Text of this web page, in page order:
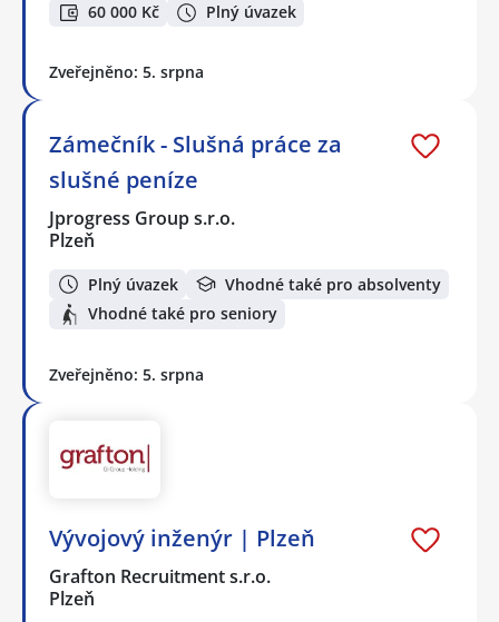
60 000 Kč Plný úvazek
Zveřejněno: 5. srpna
Zámečník - Slušná práce za
slušné peníze
Jprogress Group s.r.o.
Plzeň
Plný úvazek
Vhodné také pro absolventy
Vhodné také pro seniory
Zveřejněno: 5. srpna
Vývojový inženýr | Plzeň
Grafton Recruitment s.r.o.
Plzeň